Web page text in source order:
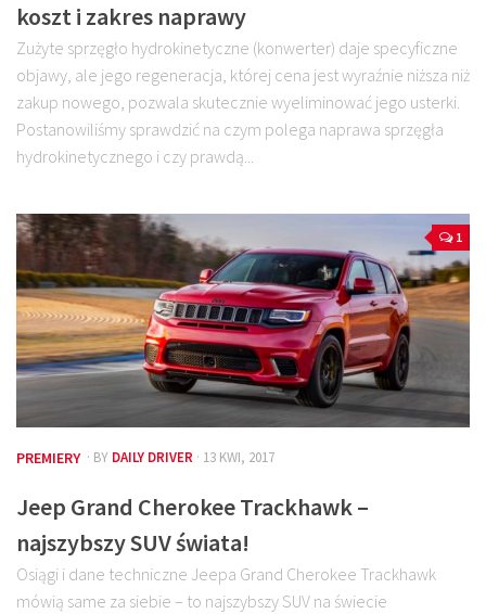
koszt i zakres naprawy
Zużyte sprzęgło hydrokinetyczne (konwerter) daje specyficzne
objawy, ale jego regeneracja, której cena jest wyraźnie niższa niż
zakup nowego, pozwala skutecznie wyeliminować jego usterki.
Postanowiliśmy sprawdzić na czym polega naprawa sprzęgła
hydrokinetycznego i czy prawdą...
1
PREMIERY · BY DAILY DRIVER · 13 KWI, 2017
Jeep Grand Cherokee Trackhawk –
najszybszy SUV świata!
Osiągi i dane techniczne Jeepa Grand Cherokee Trackhawk
mówią same za siebie – to najszybszy SUV na świecie